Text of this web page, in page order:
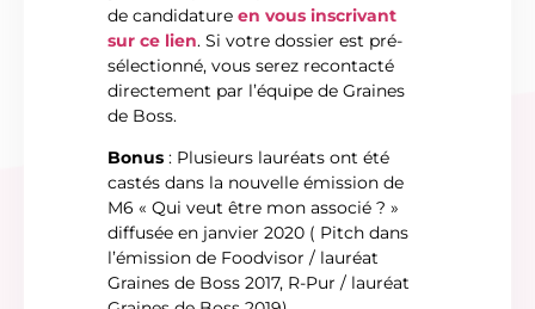
de candidature en vous inscrivant
sur ce lien. Si votre dossier est pré-
sélectionné, vous serez recontacté
directement par l’équipe de Graines
de Boss.
Bonus : Plusieurs lauréats ont été
castés dans la nouvelle émission de
M6 « Qui veut être mon associé ? »
diffusée en janvier 2020 ( Pitch dans
l’émission de Foodvisor / lauréat
Graines de Boss 2017, R-Pur / lauréat